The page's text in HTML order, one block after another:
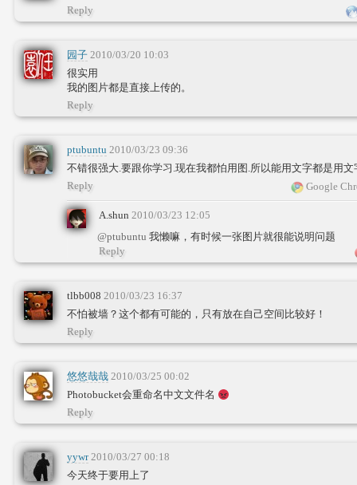
Reply
园子 2010/03/20 10:03
很实用
我的图片都是直接上传的。
Reply
ptubuntu 2010/03/23 09:36
不错很强大.要跟你学习.现在我都怕用图.所以能用文字都是用文
Google
Reply
A.shun 2010/03/23 12:05
@ptubuntu 我懒嘛，有时候一张图片就很能说明问题
Reply
tlbb008 2010/03/23 16:37
不怕被墙？这个都有可能的，只有放在自己空间比较好！
Reply
悠悠哉哉 2010/03/25 00:02
Photobucket会重命名中文文件名
Reply
yywr 2010/03/27 00:18
今天终于要用上了